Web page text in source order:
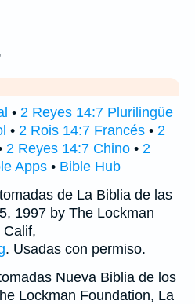
• 2 Reyes 14:7 Plurilingüe
• 2 Rois 14:7 Francés • 2
2 Reyes 14:7 Chino • 2
Apps • Bible Hub
de La Biblia de las
1997 by The Lockman
Calif,
. Usadas con permiso.
Nueva Biblia de los
Lockman Foundation, La